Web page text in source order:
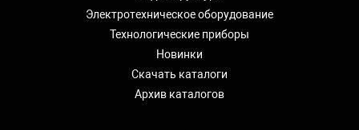
Электротехническое оборудование
Технологические приборы
Новинки
Скачать каталоги
Архив каталогов